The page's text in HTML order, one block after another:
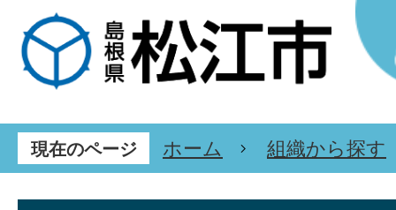
現在のページ ホーム 組織から探す